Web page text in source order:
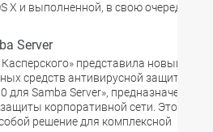
X и выполненной, в свою очередь, на
Server
представила новый
средств антивирусной защиты -
для Samba Server», предназначенный
корпоративной сети. Это ПО
решение для комплексной